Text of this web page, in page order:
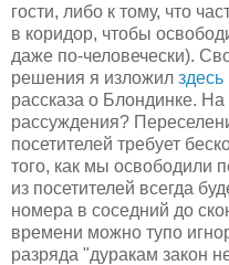
гости, либо к тому, что
в коридор, чтобы
даже по-человечески).
решения я изложил здесь
рассказа о Блондинке.
рассуждения?
посетителей требует
того, как мы освободили
из посетителей всегда
номера в соседний до
времени можно тупо
разряда "дуракам закон